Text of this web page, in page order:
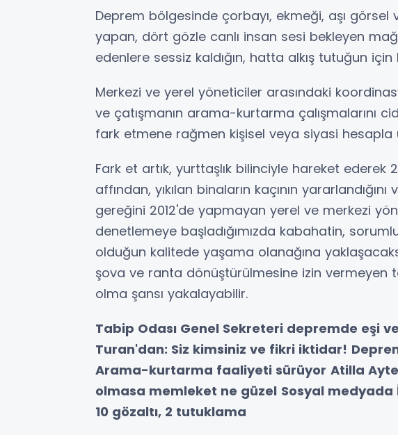
Deprem bölgesinde çorbayı, ekmeği, aşı görsel
yapan, dört gözle canlı insan sesi bekleyen
edenlere sessiz kaldığın, hatta alkış tutuğun
Merkezi ve yerel yöneticiler arasındaki
ve çatışmanın arama-kurtarma çalışmalarını
fark etmene rağmen kişisel veya siyasi
Fark et artık, yurttaşlık bilinciyle hareket ederek
affından, yıkılan binaların kaçının
gereğini 2012'de yapmayan yerel ve merkezi
denetlemeye başladığımızda kabahatin,
olduğun kalitede yaşama olanağına
şova ve ranta dönüştürülmesine izin vermeyen
olma şansı yakalayabilir.
Tabip Odası Genel Sekreteri depremde eşi
Turan'dan: Siz kimsiniz ve fikri iktidar!
Arama-kurtarma faaliyeti sürüyor Atilla
olmasa memleket ne güzel Sosyal
10 gözaltı, 2 tutuklama